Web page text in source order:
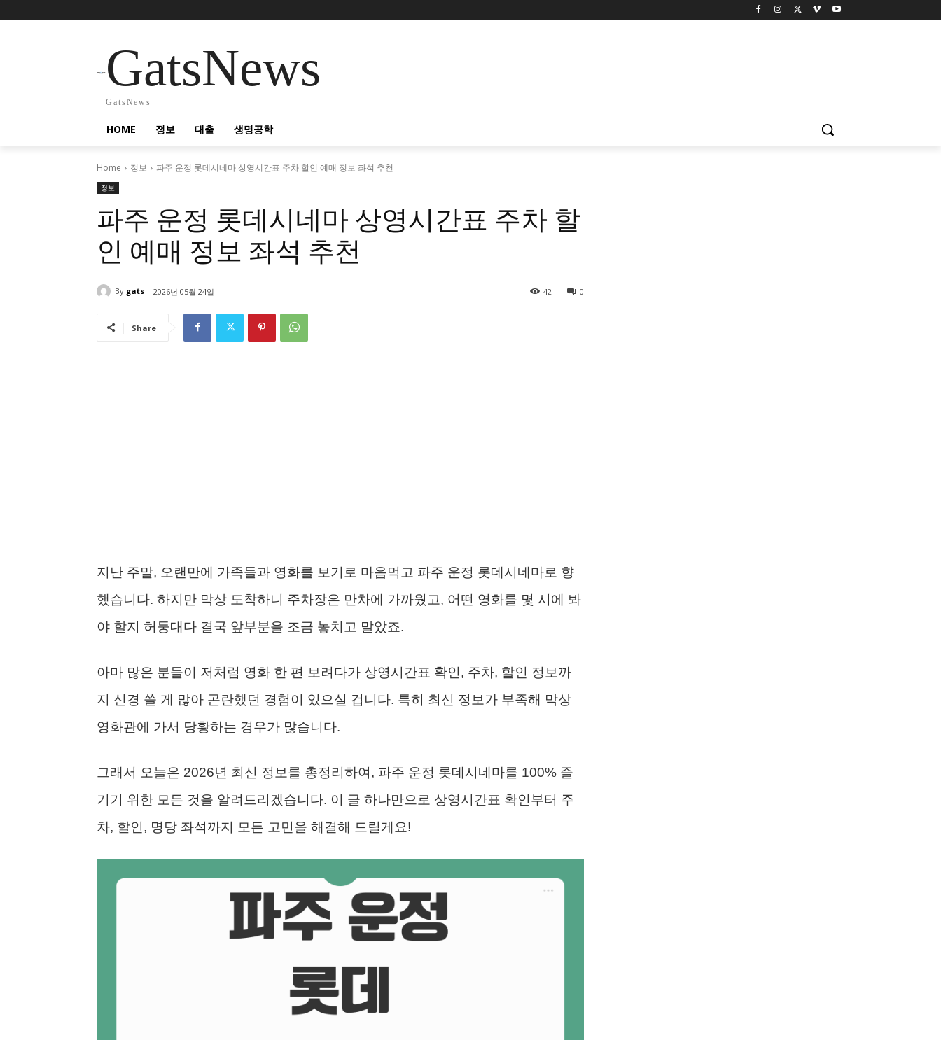
GatsNews
GatsNews
HOME 정보 대출 생명공학
Home 정보 파주 운정 롯데시네마 상영시간표 주차 할인 예매 정보 좌석 추천
정보
파주 운정 롯데시네마 상영시간표 주차 할
인 예매 정보 좌석 추천
By gats 2026년 05월 24일 0
42
Share
지난 주말, 오랜만에 가족들과 영화를 보기로 마음먹고 파주 운정 롯데시네마로 향
했습니다. 하지만 막상 도착하니 주차장은 만차에 가까웠고, 어떤 영화를 몇 시에 봐
야 할지 허둥대다 결국 앞부분을 조금 놓치고 말았죠.
아마 많은 분들이 저처럼 영화 한 편 보려다가 상영시간표 확인, 주차, 할인 정보까
지 신경 쓸 게 많아 곤란했던 경험이 있으실 겁니다. 특히 최신 정보가 부족해 막상
영화관에 가서 당황하는 경우가 많습니다.
그래서 오늘은 2026년 최신 정보를 총정리하여, 파주 운정 롯데시네마를 100% 즐
기기 위한 모든 것을 알려드리겠습니다. 이 글 하나만으로 상영시간표 확인부터 주
차, 할인, 명당 좌석까지 모든 고민을 해결해 드릴게요!